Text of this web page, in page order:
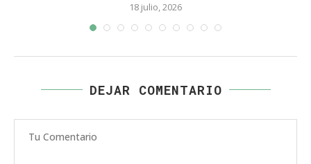
18 julio, 2026
DEJAR COMENTARIO